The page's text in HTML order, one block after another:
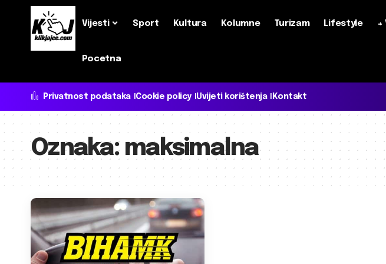
Vijesti Sport Kultura Kolumne Turizam Lifestyle +
Pocetna
Privatnost podataka Cookie policy Uvijeti korištenja Kontakt
Oznaka: maksimalna